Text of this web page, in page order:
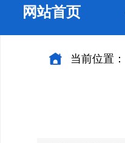
网站首页
当前位置：